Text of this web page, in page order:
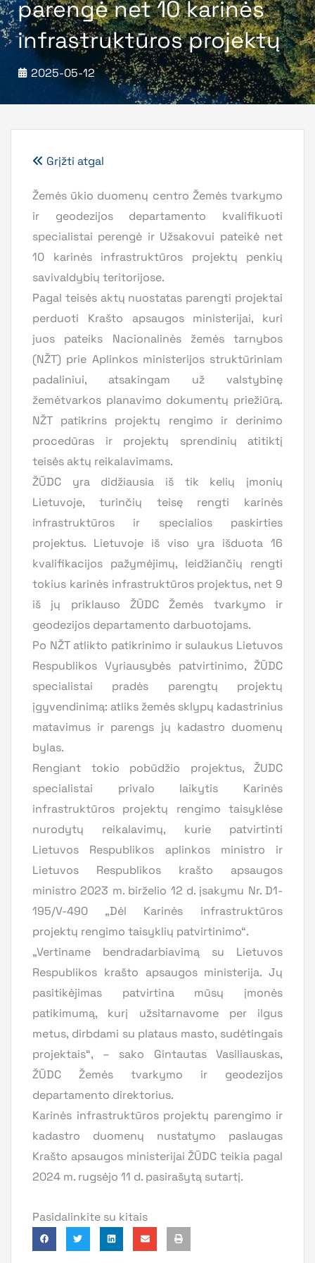
parengė net 10 karinės
infrastruktūros projektų
2025-05-12
Grįžti atgal
Žemės ūkio duomenų centro Žemės tvarkymo
ir geodezijos departamento kvalifikuoti
specialistai perengė ir Užsakovui pateikė net
10 karinės infrastruktūros projektų penkių
savivaldybių teritorijose.
Pagal teisės aktų nuostatas parengti projektai
perduoti Krašto apsaugos ministerijai, kuri
juos pateiks Nacionalinės žemės tarnybos
(NŽT) prie Aplinkos ministerijos struktūriniam
padaliniui, atsakingam už valstybinę
žemėtvarkos planavimo dokumentų priežiūrą.
NŽT patikrins projektų rengimo ir derinimo
procedūras ir projektų sprendinių atitiktį
teisės aktų reikalavimams.
ŽŪDC yra didžiausia iš tik kelių įmonių
Lietuvoje, turinčių teisę rengti karinės
infrastruktūros ir specialios paskirties
projektus. Lietuvoje iš viso yra išduota 16
kvalifikacijos pažymėjimų, leidžiančių rengti
tokius karinės infrastruktūros projektus, net 9
iš jų priklauso ŽŪDC Žemės tvarkymo ir
geodezijos departamento darbuotojams.
Po NŽT atlikto patikrinimo ir sulaukus Lietuvos
Respublikos Vyriausybės patvirtinimo, ŽŪDC
specialistai pradės parengtų projektų
įgyvendinimą: atliks žemės sklypų kadastrinius
matavimus ir parengs jų kadastro duomenų
bylas.
Rengiant tokio pobūdžio projektus, ŽUDC
specialistai privalo laikytis Karinės
infrastruktūros projektų rengimo taisyklėse
nurodytų reikalavimų, kurie patvirtinti
Lietuvos Respublikos aplinkos ministro ir
Lietuvos Respublikos krašto apsaugos
ministro 2023 m. birželio 12 d. įsakymu Nr. D1-
195/V-490 „Dėl Karinės infrastruktūros
projektų rengimo taisyklių patvirtinimo“.
„Vertiname bendradarbiavimą su Lietuvos
Respublikos krašto apsaugos ministerija. Jų
pasitikėjimas patvirtina mūsų įmonės
patikimumą, kurį užsitarnavome per ilgus
metus, dirbdami su plataus masto, sudėtingais
projektais“, – sako Gintautas Vasiliauskas,
ŽŪDC Žemės tvarkymo ir geodezijos
departamento direktorius.
Karinės infrastruktūros projektų parengimo ir
kadastro duomenų nustatymo paslaugas
Krašto apsaugos ministerijai ŽŪDC teikia pagal
2024 m. rugsėjo 11 d. pasirašytą sutartį.
Pasidalinkite su kitais